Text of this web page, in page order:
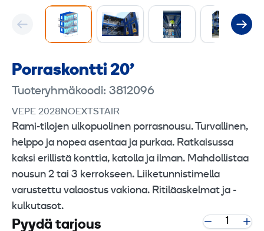
Porraskontti 20'
Tuoteryhmäkoodi: 3812096
VEPE 2028NOEXTSTAIR
Rami-tilojen ulkopuolinen porrasnousu. Turvallinen,
helppo ja nopea asentaa ja purkaa. Ratkaisussa
kaksi erillistä konttia, katolla ja ilman. Mahdollistaa
nousun 2 tai 3 kerrokseen. Liiketunnistimella
varustettu valaostus vakiona. Ritiläaskelmat ja -
kulkutasot.
Pyydä tarjous